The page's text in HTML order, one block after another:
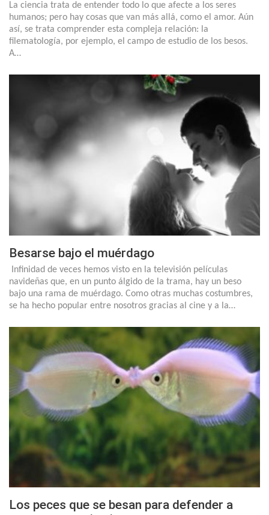
La ciencia trata de entender todo lo que afecte a los seres
humanos; pero hay cosas que van más allá, como el amor. Aún
así, se trata comprender esta compleja relación: la
filematología, por ejemplo, el campo de estudio de los besos.
A…
Besarse bajo el muérdago
Infinidad de veces hemos visto en la televisión películas
navideñas que, en un punto álgido de la trama, hay un beso
bajo una rama de muérdago. Como otras muchas costumbres,
se ha hecho popular entre nosotros gracias al cine y a la…
Los peces que se besan para defender a